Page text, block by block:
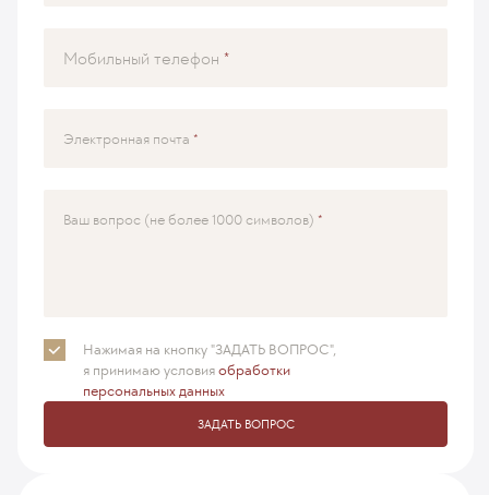
Мобильный телефон
Электронная почта
Ваш вопрос (не более 1000 символов)
Нажимая на кнопку "ЗАДАТЬ ВОПРОС",
я принимаюусловияобработки
персональных данных
ЗАДАТЬ ВОПРОС